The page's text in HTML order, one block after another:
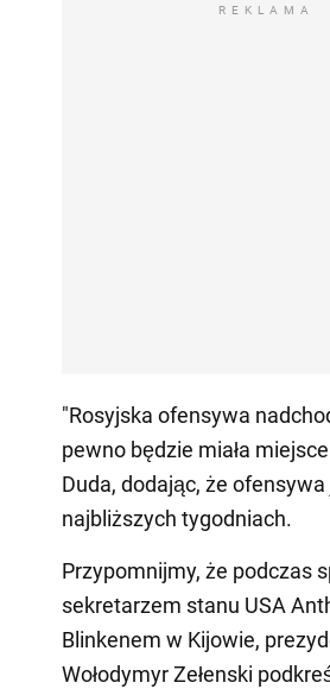
REKLAMA
"Rosyjska ofensywa
pewno będzie miała
Duda, dodając, że
najbliższych tygodniach.
Przypomnijmy, że podczas
sekretarzem stanu USA
Blinkenem w Kijowie,
Wołodymyr Zełenski